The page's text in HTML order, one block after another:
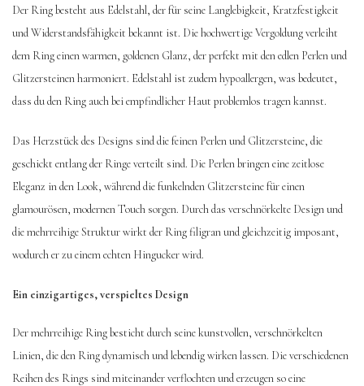
Der Ring besteht aus Edelstahl, der für seine Langlebigkeit, Kratzfestigkeit
und Widerstandsfähigkeit bekannt ist. Die hochwertige Vergoldung verleiht
dem Ring einen warmen, goldenen Glanz, der perfekt mit den edlen Perlen und
Glitzersteinen harmoniert. Edelstahl ist zudem hypoallergen, was bedeutet,
dass du den Ring auch bei empfindlicher Haut problemlos tragen kannst.
Das Herzstück des Designs sind die feinen Perlen und Glitzersteine, die
geschickt entlang der Ringe verteilt sind. Die Perlen bringen eine zeitlose
Eleganz in den Look, während die funkelnden Glitzersteine für einen
glamourösen, modernen Touch sorgen. Durch das verschnörkelte Design und
die mehrreihige Struktur wirkt der Ring filigran und gleichzeitig imposant,
wodurch er zu einem echten Hingucker wird.
Ein einzigartiges, verspieltes Design
Der mehrreihige Ring besticht durch seine kunstvollen, verschnörkelten
Linien, die den Ring dynamisch und lebendig wirken lassen. Die verschiedenen
Reihen des Rings sind miteinander verflochten und erzeugen so eine